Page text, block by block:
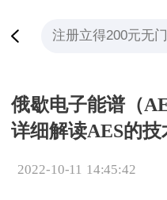
俄歇电子能谱（
详细解读AES的技
2022-10-11 14:45:42